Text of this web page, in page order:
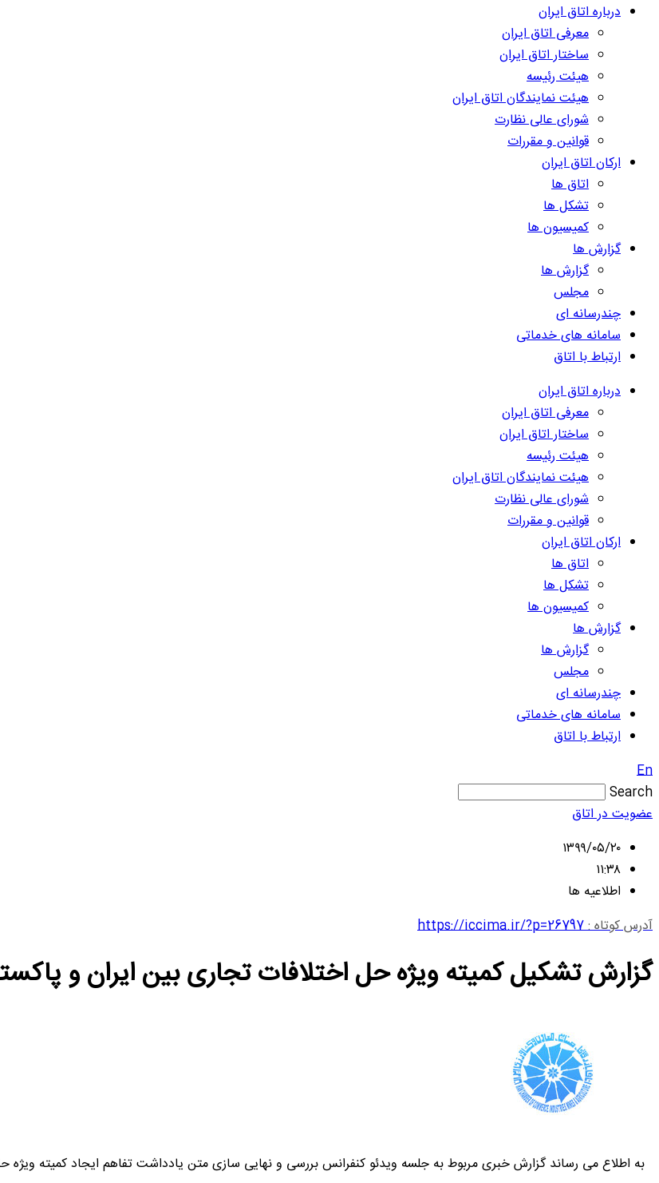
درباره اتاق ایران
معرفی اتاق ایران
ساختار اتاق ایران
هیئت رئیسه
هیئت نمایندگان اتاق ایران
شورای عالی نظارت
قوانین و مقررات
ارکان اتاق ایران
اتاق ها
تشکل ها
کمیسیون ها
گزارش ها
گزارش ها
مجلس
چندرسانه ای
سامانه های خدماتی
ارتباط با اتاق
درباره اتاق ایران
معرفی اتاق ایران
ساختار اتاق ایران
هیئت رئیسه
هیئت نمایندگان اتاق ایران
شورای عالی نظارت
قوانین و مقررات
ارکان اتاق ایران
اتاق ها
تشکل ها
کمیسیون ها
گزارش ها
گزارش ها
مجلس
چندرسانه ای
سامانه های خدماتی
ارتباط با اتاق
En
Search
عضویت در اتاق
۱۳۹۹/۰۵/۲۰
۱۱:۳۸
اطلاعیه ها
آدرس کوتاه :https://iccima.ir/?p=26797
گزارش تشکیل کمیته ویژه حل اختلافات تجاری بین ایران و
به اطلاع می رساند گزارش خبری مربوط به جلسه ویدئو کنفرانس بررسی و نهایی سازی متن یادداشت تفاهم ایجاد کمیته ویژه